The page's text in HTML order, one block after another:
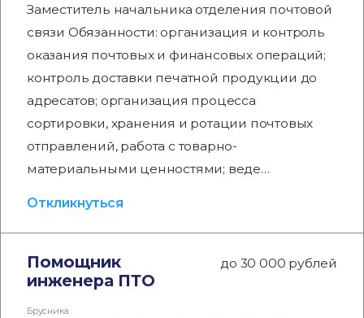
Заместитель начальника отделения почтовой
связи Обязанности: организация и контроль
оказания почтовых и финансовых операций;
контроль доставки печатной продукции до
адресатов; организация процесса
сортировки, хранения и ротации почтовых
отправлений, работа с товарно-
материальными ценностями; веде…
Откликнуться
Помощник
инженера ПТО
до 30 000 рублей
Брусника